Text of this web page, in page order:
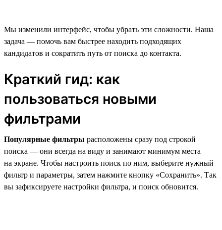
Мы изменили интерфейс, чтобы убрать эти сложности. Наша
задача — помочь вам быстрее находить подходящих
кандидатов и сократить путь от поиска до контакта.
Краткий гид: как
пользоваться новыми
фильтрами
Популярные фильтры расположены сразу под строкой
поиска — они всегда на виду и занимают минимум места
на экране. Чтобы настроить поиск по ним, выберите нужный
фильтр и параметры, затем нажмите кнопку «Сохранить». Так
вы зафиксируете настройки фильтра, и поиск обновится.